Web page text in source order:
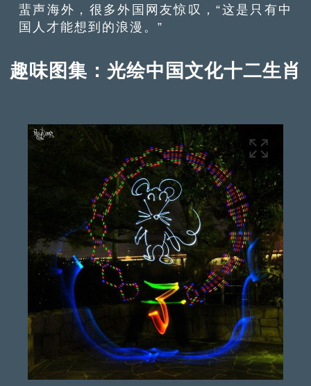
蜚声海外，很多外国网友惊叹，“这是只有中
国人才能想到的浪漫。”
趣味图集：光绘中国文化十二生肖